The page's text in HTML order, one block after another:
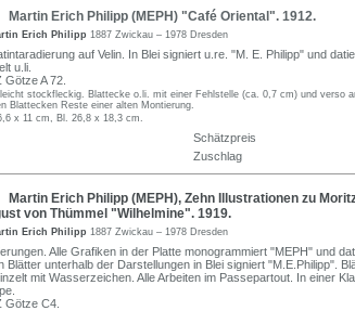
Martin Erich Philipp (MEPH) "Café Oriental". 1912.
Erich Philipp 1887 Zwickau – 1978 Dresden
auf Velin. In Blei signiert u.re. "M. E. Philipp" und
u.li.
Götze A 72.
stockfleckig. Blattecke o.li. mit einer Fehlstelle (ca. 0,7 cm) und verso
Blattecken Reste einer alten Montierung.
x 11 cm, Bl. 26,8 x 18,3 cm.
Schätzpreis
Zuschlag
Martin Erich Philipp (MEPH), Zehn Illustrationen zu
von Thümmel "Wilhelmine". 1919.
Erich Philipp 1887 Zwickau – 1978 Dresden
Alle Grafiken in der Platte monogrammiert "MEPH" und
Blätter unterhalb der Darstellungen in Blei signiert "M.E.Philipp".
mit Wasserzeichen. Alle Arbeiten im Passepartout. In einer
Götze C4.